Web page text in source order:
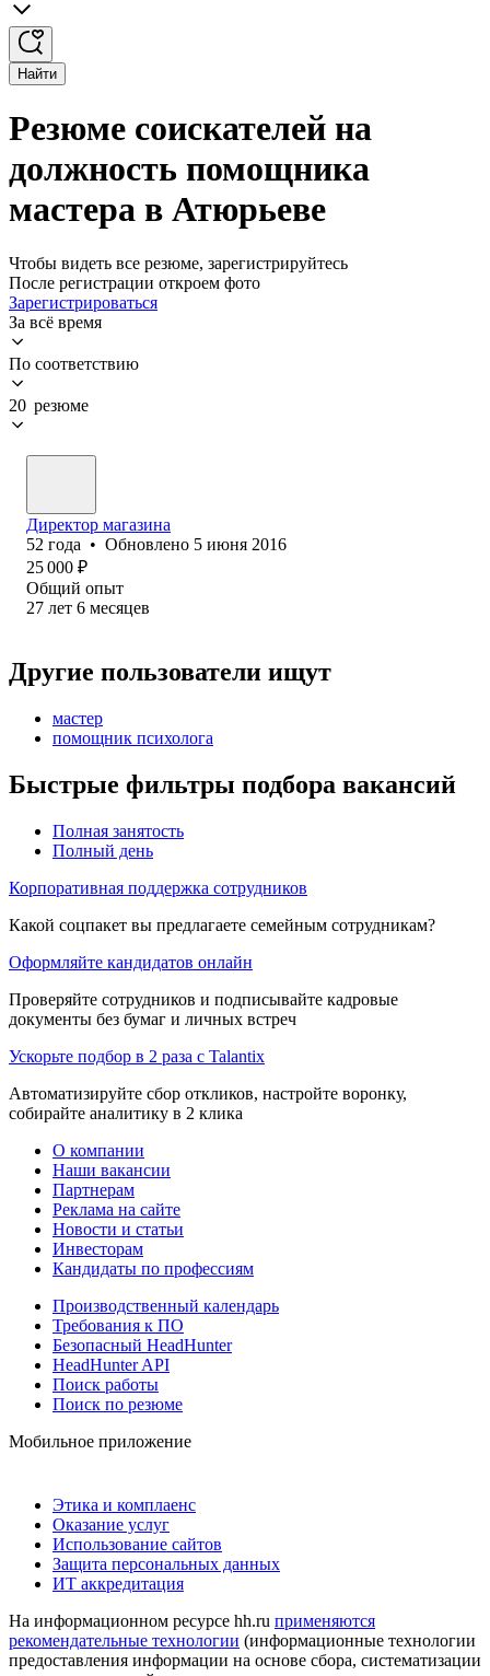
Найти
Резюме соискателей на
должность помощника
мастера в Атюрьеве
Чтобы видеть все резюме, зарегистрируйтесь
После регистрации откроем фото
Зарегистрироваться
За всё время
По соответствию
20 резюме
Директор магазина
52 года • Обновлено 5 июня 2016
25 000 ₽
Общий опыт
27 лет 6 месяцев
Другие пользователи ищут
мастер
помощник психолога
Быстрые фильтры подбора вакансий
Полная занятость
Полный день
Корпоративная поддержка сотрудников
Какой соцпакет вы предлагаете семейным сотрудникам?
Оформляйте кандидатов онлайн
Проверяйте сотрудников и подписывайте кадровые
документы без бумаг и личных встреч
Ускорьте подбор в 2 раза с Talantix
Автоматизируйте сбор откликов, настройте воронку,
собирайте аналитику в 2 клика
О компании
Наши вакансии
Партнерам
Реклама на сайте
Новости и статьи
Инвесторам
Кандидаты по профессиям
Производственный календарь
Требования к ПО
Безопасный HeadHunter
HeadHunter API
Поиск работы
Поиск по резюме
Мобильное приложение
Этика и комплаенс
Оказание услуг
Использование сайтов
Защита персональных данных
ИТ аккредитация
На информационном ресурсе hh.ru применяются
рекомендательные технологии (информационные технологии
предоставления информации на основе сбора, систематизации